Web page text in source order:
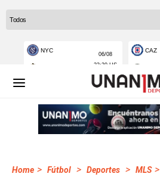
Home > Fútbol > Deportes > MLS >